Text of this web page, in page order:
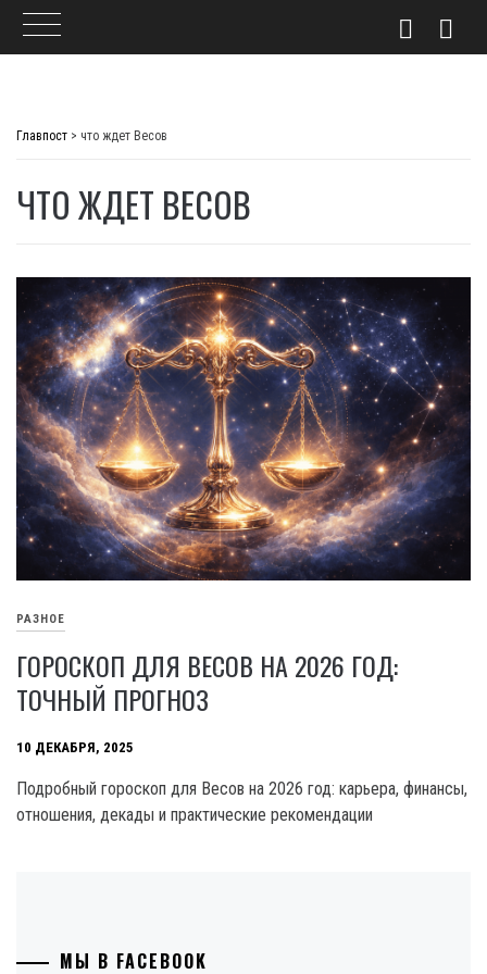
Главпост > что ждет Весов
ЧТО ЖДЕТ ВЕСОВ
РАЗНОЕ
ГОРОСКОП ДЛЯ ВЕСОВ НА 2026 ГОД:
ТОЧНЫЙ ПРОГНОЗ
10 ДЕКАБРЯ, 2025
Подробный гороскоп для Весов на 2026 год: карьера, финансы,
отношения, декады и практические рекомендации
МЫ В FACEBOOK